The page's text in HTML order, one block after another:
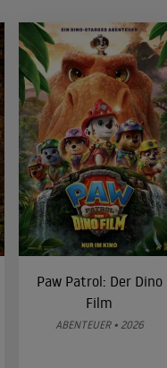
Paw Patrol: Der Dino
Film
ABENTEUER • 2026